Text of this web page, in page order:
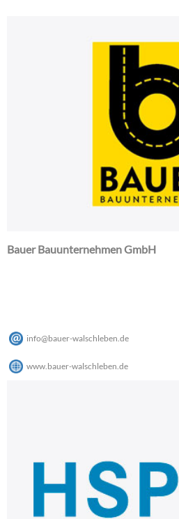
Bauer Bauunternehmen GmbH
info@bauer-walschleben.de
www.bauer-walschleben.de